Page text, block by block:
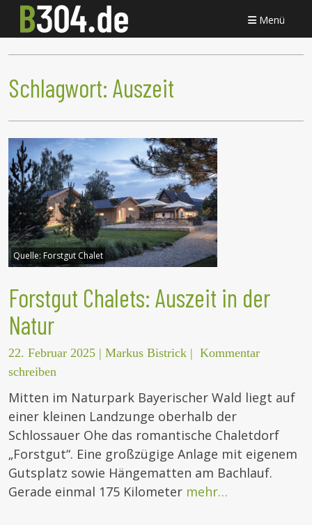
Menü
Schlagwort: Auszeit
Quelle: Forstgut Chalet
Forstgut Chalets: Auszeit in der
Natur
22. Februar 2025 | Markus Bistrick | Kommentar
schreiben
Mitten im Naturpark Bayerischer Wald liegt auf
einer kleinen Landzunge oberhalb der
Schlossauer Ohe das romantische Chaletdorf
„Forstgut“. Eine großzügige Anlage mit eigenem
Gutsplatz sowie Hängematten am Bachlauf.
Gerade einmal 175 Kilometer mehr…